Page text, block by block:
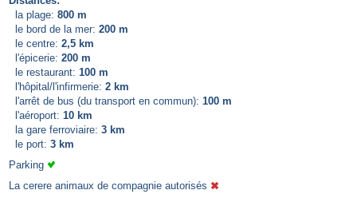
la plage: 800 m
le bord de la mer: 200 m
le centre: 2,5 km
l'épicerie: 200 m
le restaurant: 100 m
l'hôpital/l'infirmerie: 2 km
l'arrêt de bus (du transport en commun): 100 m
l'aéroport: 10 km
la gare ferroviaire: 3 km
le port: 3 km
Parking
La cerere animaux de compagnie autorisés